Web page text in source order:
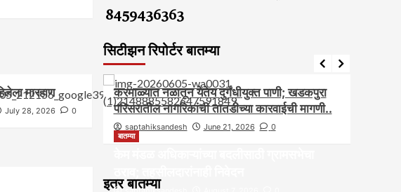
मारहाण
July 28, 2026 0
8459436363
सिटीझन रिपोर्टर बातम्या
कृष्णाजीनगर
सुरू
आरोग्य आवाज जनतेचा बातम्या
करमाळ्यात नळातून येतेय दुर्गंधीयुक्त पाणी; खडकपुरा
परिसरातील नागरिकांची तातडीच्या कारवाईची मागणी..
saptahiksandesh June 21, 2026 0
इतर बातम्या
बातम्या